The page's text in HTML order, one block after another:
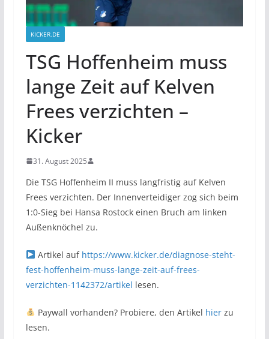
KICKER.DE
TSG Hoffenheim muss
lange Zeit auf Kelven
Frees verzichten –
Kicker
31. August 2025
Die TSG Hoffenheim II muss langfristig auf Kelven
Frees verzichten. Der Innenverteidiger zog sich beim
1:0-Sieg bei Hansa Rostock einen Bruch am linken
Außenknöchel zu.
Artikel auf https://www.kicker.de/diagnose-steht-
fest-hoffenheim-muss-lange-zeit-auf-frees-
verzichten-1142372/artikel lesen.
Paywall vorhanden? Probiere, den Artikel hierzu
lesen.